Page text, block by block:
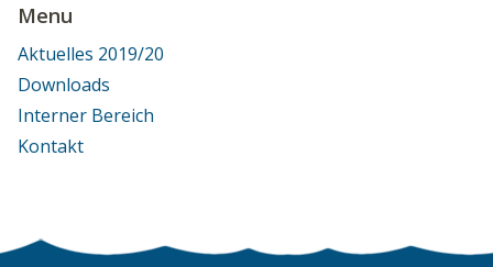
Menu
Aktuelles 2019/20
Downloads
Interner Bereich
Kontakt